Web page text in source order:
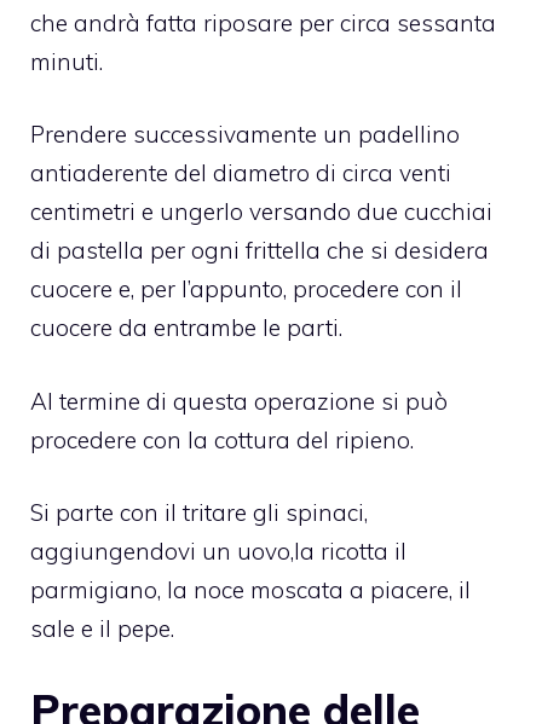
che andrà fatta riposare per circa sessanta
minuti.
Prendere successivamente un padellino
antiaderente del diametro di circa venti
centimetri e ungerlo versando due cucchiai
di pastella per ogni frittella che si desidera
cuocere e, per l’appunto, procedere con il
cuocere da entrambe le parti.
Al termine di questa operazione si può
procedere con la cottura del ripieno.
Si parte con il tritare gli spinaci,
aggiungendovi un uovo,la ricotta il
parmigiano, la noce moscata a piacere, il
sale e il pepe.
Preparazione delle